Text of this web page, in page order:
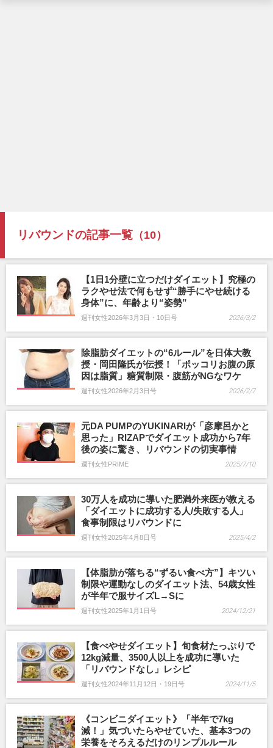
リバウンドの記事一覧 （10）
【1日1分壁に立つだけダイエット】究極の
ラクやせ法で何もせず“勝手にやせ続ける
身体”に、年齢より“姿勢”
週刊女性2026年3月3日・10日号 2026/3/2
除脂肪ダイエットの“6ルール”を日体大教
授・岡田隆氏が伝授！「ポッコリお腹の原
因は脂質」糖質制限・腹筋がNGなワケ
週刊女性2026年2月3日号 2026/2/7
元DA PUMPのYUKINARIが「彦摩呂かと
思った」RIZAPでダイエット成功から7年
後の姿に驚き、リバウンドの切実事情
週刊女性PRIME 2025/7/10
30万人を成功に導いた肥満外来医が教える
「ダイエットに成功する人/失敗する人」
食事制限はリバウンドに
週刊女性2025年4月8日号 2025/4/2
【体脂肪が落ちる“ずるい食べ方”】キツい
制限や運動なしのダイエット法、54歳女性
が半年で服サイズL→Sに
週刊女性2025年1月1日号 2024/12/21
【食べやせダイエット】旬食材たっぷりで
12kg減量、3500人以上を成功に導いた
「リバウンドなし」レシピ
週刊女性2024年11月12日・19日号 2024/11/5
《コンビニダイエット》「半年で7kg
減！」気づいたらやせていた、基本3つの
栄養をそろえるだけのリンプルルール